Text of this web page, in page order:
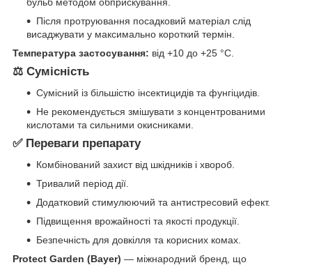
бульб методом обприскування.
Після протруювання посадковий матеріал слід
висаджувати у максимально короткий термін.
Температура застосування: від +10 до +25 °C.
⚖️ Сумісність
Сумісний із більшістю інсектицидів та фунгіцидів.
Не рекомендується змішувати з концентрованими
кислотами та сильними окисниками.
✅ Переваги препарату
Комбінований захист від шкідників і хвороб.
Тривалий період дії.
Додатковий стимулюючий та антистресовий ефект.
Підвищення врожайності та якості продукції.
Безпечність для довкілля та корисних комах.
Protect Garden (Bayer) — міжнародний бренд, що